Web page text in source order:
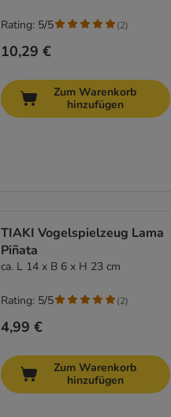
10,29 €
Rating: 5/5 (2)
Zum Warenkorb
hinzufügen
TIAKI Vogelspielzeug Lama
Piñata
ca. L 14 x B 6 x H 23 cm
4,99 €
Rating: 5/5 (2)
Zum Warenkorb
hinzufügen